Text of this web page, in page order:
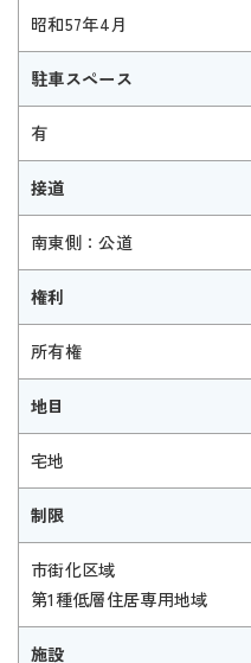
昭和57年4月
駐車スペース
有
接道
南東側：公道
権利
所有権
地目
宅地
制限
市街化区域
第1種低層住居専用地域
施設